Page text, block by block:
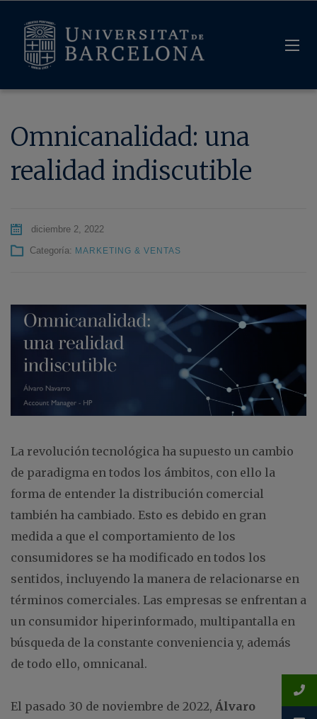
Omnicanalidad: una
realidad indiscutible
diciembre 2, 2022
Categoría: MARKETING & VENTAS
La revolución tecnológica ha supuesto un cambio
de paradigma en todos los ámbitos, con ello la
forma de entender la distribución comercial
también ha cambiado. Esto es debido en gran
medida a que el comportamiento de los
consumidores se ha modificado en todos los
sentidos, incluyendo la manera de relacionarse en
términos comerciales. Las empresas se enfrentan a
un consumidor hiperinformado, multipantalla en
búsqueda de la constante conveniencia y, además
de todo ello, omnicanal.
El pasado 30 de noviembre de 2022, Álvaro